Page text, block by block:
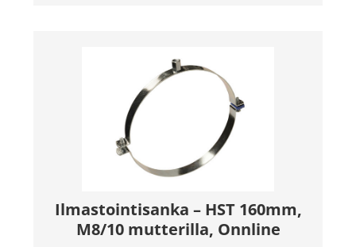
Ilmastointisanka – HST 160mm,
M8/10 mutterilla, Onnline